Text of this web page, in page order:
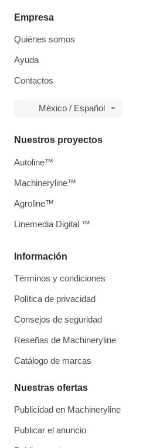
Empresa
Quiénes somos
Ayuda
Contactos
México / Español
Información
Términos y condiciones
Política de privacidad
Consejos de seguridad
Reseñas de Machineryline
Catálogo de marcas
Nuestras ofertas
Publicidad en Machineryline
Publicar el anuncio
Nuestros proyectos
Autoline™
Machineryline™
Agroline™
Linemedia Digital ™